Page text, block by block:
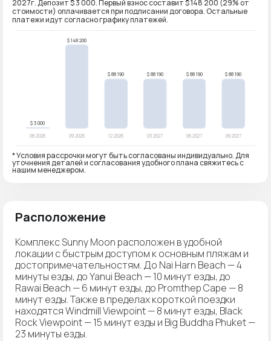
2027г. Депозит $ 3 000. Первый взнос составит $ 148 200 (29% от
стоимости) оплачивается при подписании договора. Остальные
платежи идут согласно графику платежей.
* Условия рассрочки могут быть согласованы индивидуально. Для
уточнения деталей и согласования удобного плана свяжитесь с
нашим менеджером.
Расположение
Комплекс Sunny Moon расположен в удобной
локации с быстрым доступом к основным пляжам и
достопримечательностям. До Nai Harn Beach — 4
минуты езды, до Yanui Beach — 10 минут езды, до
Rawai Beach — 6 минут езды, до Promthep Cape — 8
минут езды. Также в пределах короткой поездки
находятся Windmill Viewpoint — 8 минут езды, Black
Rock Viewpoint — 15 минут езды и Big Buddha Phuket —
23 минуты езды.